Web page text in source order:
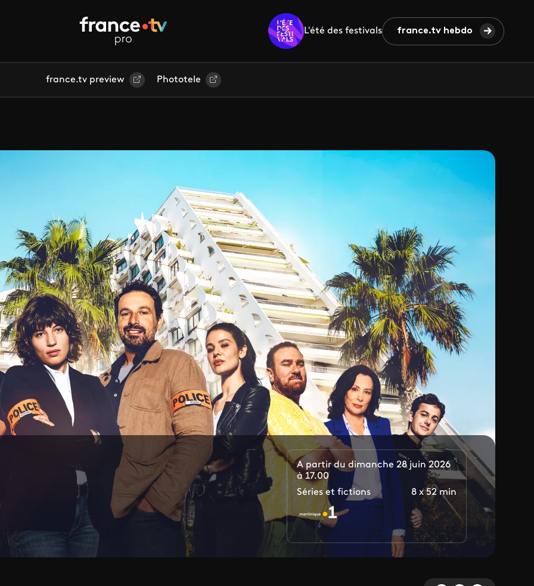
L'été des festivals france.tv hebdo
france.tv preview Phototele
A partir du dimanche 28 juin 2026
à 17.00
Séries et fictions
8 x 52 min